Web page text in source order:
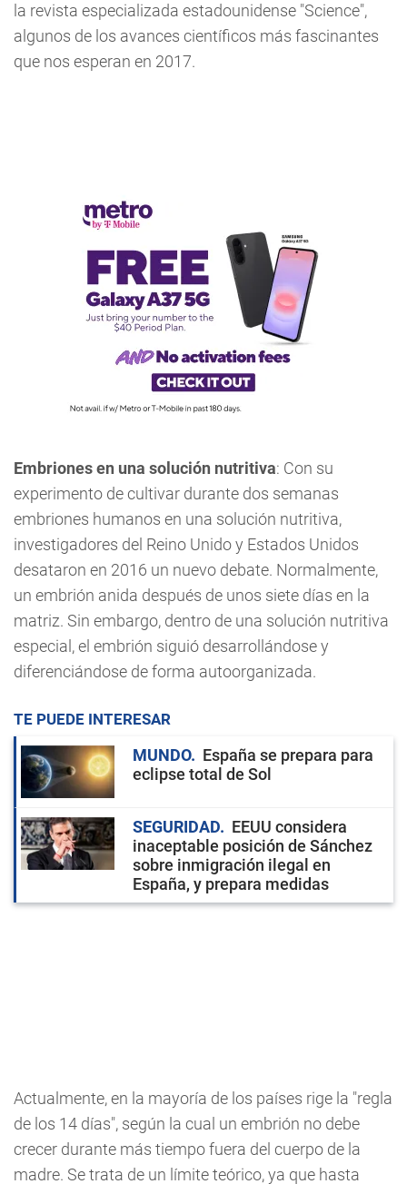
la revista especializada estadounidense "Science",
algunos de los avances científicos más fascinantes
que nos esperan en 2017.
Embriones en una solución nutritiva: Con su
experimento de cultivar durante dos semanas
embriones humanos en una solución nutritiva,
investigadores del Reino Unido y Estados Unidos
desataron en 2016 un nuevo debate. Normalmente,
un embrión anida después de unos siete días en la
matriz. Sin embargo, dentro de una solución nutritiva
especial, el embrión siguió desarrollándose y
diferenciándose de forma autoorganizada.
TE PUEDE INTERESAR
MUNDO
España se prepara para
eclipse total de Sol
SEGURIDAD
EEUU considera
inaceptable posición de Sánchez
sobre inmigración ilegal en
España, y prepara medidas
Actualmente, en la mayoría de los países rige la "regla
de los 14 días", según la cual un embrión no debe
crecer durante más tiempo fuera del cuerpo de la
madre. Se trata de un límite teórico, ya que hasta